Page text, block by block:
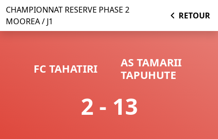
CHAMPIONNAT RESERVE PHASE 2
MOOREA / J1
RETOUR
FC TAHATIRI
AS TAMARII
TAPUHUTE
2 - 13